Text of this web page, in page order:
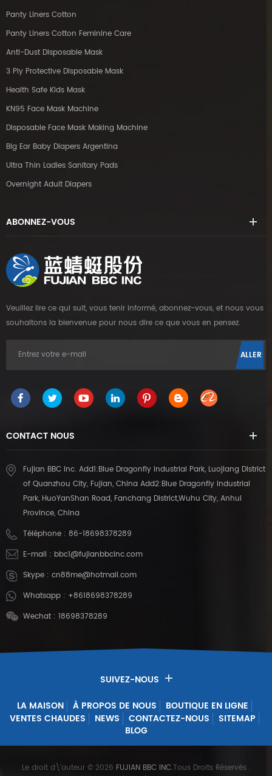
Panty Liners Cotton
Panty Liners Cotton Feminine Care
Anti-Dust Disposable Mask
3 Ply Protective Disposable Mask
Health Safe Kids Mask
KN95 Face Mask Machine
Disposable Face Mask Making Machine
Big Ear Baby Diapers Argentina
Ultra Thin Ladies Sanitary Pads
Overnight Adult Diapers
ABONNEZ-VOUS
Veuillez lire ce qui suit, vous tenir informé, abonnez-vous, et nous vous
souhaitons la bienvenue pour nous dire ce que vous en pensez.
CONTACT NOUS
Fujian BBC Inc. Add1:Blue Dragonfly Industrial Park, Luojiang District
of Quanzhou City, Fujian, China Add2:Blue Dragonfly Industrial
Park, HuoYanShan Road, Fanchang District,Wuhu City, Anhui
Province, China
Téléphone : 86-18698378289
E-mail : bbc1@fujianbbcinc.com
Skype : cn88me@hotmail.com
Whatsapp : +8618698378289
Wechat : 18698378289
SUIVEZ-NOUS
LA MAISON
À PROPOS DE NOUS
BOUTIQUE EN LIGNE
VENTES CHAUDES
NEWS CONTACTEZ-NOUS
SITEMAP
BLOG
Le droit d\'auteur © 2026 FUJIAN BBC INC.Tous Droits Réservés .